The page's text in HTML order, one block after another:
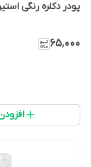
پودر دکلره رنگی
۶۵٬۰۰۰